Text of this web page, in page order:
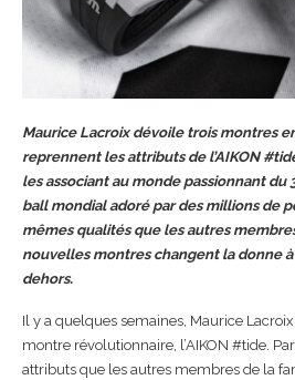
Maurice Lacroix dévoile trois montres
reprennent les attributs de l’AIKON
les associant au monde passionnant du
ball mondial adoré par des millions de
mêmes qualités que les autres
nouvelles montres changent la donne
dehors.
Il y a quelques semaines, Maurice
montre révolutionnaire, l’AIKON #tide.
attributs que les autres membres de la